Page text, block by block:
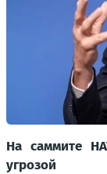
На саммите
угрозой